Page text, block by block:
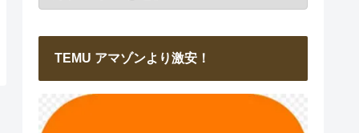
TEMU アマゾンより激安！